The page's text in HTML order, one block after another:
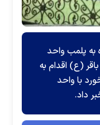
پلمب واحد
(ع) اقدام به
با واحد
داد.